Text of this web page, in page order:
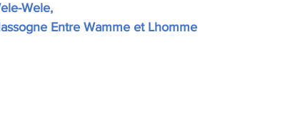
Wele,
Entre Wamme et Lhomme